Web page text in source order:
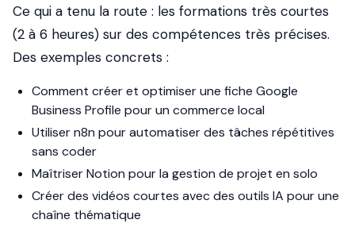
Ce qui a tenu la route : les formations très courtes
(2 à 6 heures) sur des compétences très précises.
Des exemples concrets :
Comment créer et optimiser une fiche Google
Business Profile pour un commerce local
Utiliser n8n pour automatiser des tâches répétitives
sans coder
Maîtriser Notion pour la gestion de projet en solo
Créer des vidéos courtes avec des outils IA pour une
chaîne thématique